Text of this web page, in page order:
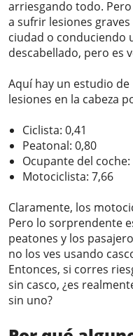
arriesgando todo.
a sufrir lesiones
ciudad o conduciendo
descabellado, pero es
Aquí hay un estudio
lesiones en la cabeza
Ciclista: 0,41
Peatonal: 0,80
Ocupante del coche:
Motociclista: 7,66
Claramente, los
Pero lo sorprendente
peatones y los
no los ves usando
Entonces, si corres
sin casco, ¿es
sin uno?